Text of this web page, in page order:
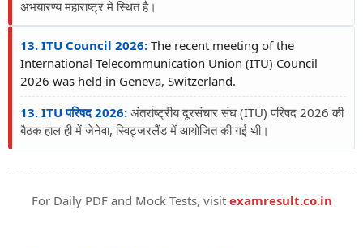
अभयारण्य महाराष्ट्र में स्थित है।
13. ITU Council 2026: The recent meeting of the
International Telecommunication Union (ITU) Council
2026 was held in Geneva, Switzerland.
13. ITU परिषद 2026: अंतर्राष्ट्रीय दूरसंचार संघ (ITU) परिषद 2026 की
बैठक हाल ही में जेनेवा, स्विट्जरलैंड में आयोजित की गई थी।
For Daily PDF and Mock Tests, visit examresult.co.in